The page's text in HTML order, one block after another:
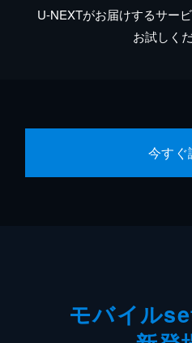
U-NEXTがお届けするサー
お試しく
今すぐ
モバイル